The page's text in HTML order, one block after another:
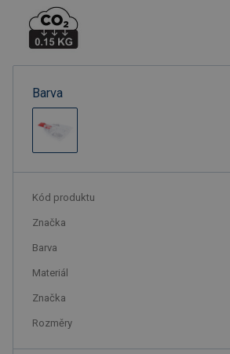
Barva
Kód produktu
Značka
Barva
Materiál
Značka
Rozměry